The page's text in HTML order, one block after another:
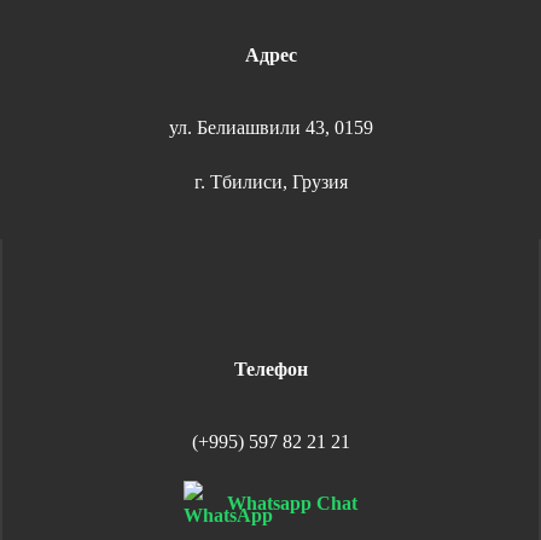
Адрес
ул. Белиашвили 43, 0159
г. Тбилиси, Грузия
Телефон
(+995) 597 82 21 21
Whatsapp Chat